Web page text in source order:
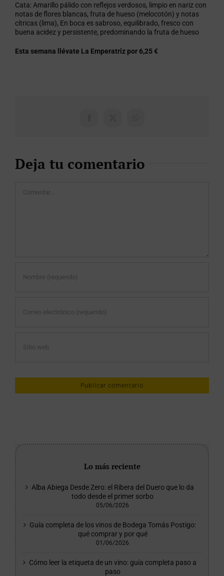
Cata: Amarillo pálido con reflejos verdosos, limpio en nariz con
notas de flores blancas, fruta de hueso (melocotón) y notas
cítricas (lima), En boca es sabroso, equilibrado, fresco con
buena acidez y persistente, predominando la fruta de hueso
Esta semana llévate La Emperatriz por 6,25 €
Deja tu comentario
Lo más reciente
Alba Abiega Desde Zero: el Ribera del Duero que lo da
todo desde el primer sorbo
05/06/2026
Guía completa de los vinos de Bodega Tomás Postigo:
qué comprar y por qué
01/06/2026
Cómo leer la etiqueta de un vino: guía completa paso a
paso